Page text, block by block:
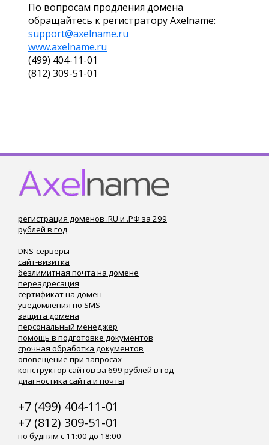
По вопросам продления домена
обращайтесь к регистратору Axelname:
support@axelname.ru
www.axelname.ru
(499) 404-11-01
(812) 309-51-01
регистрация доменов .RU и .РФ за 299
рублей в год
DNS-серверы
сайт-визитка
безлимитная почта на домене
переадресация
сертификат на домен
уведомления по SMS
защита домена
персональный менеджер
помощь в подготовке документов
срочная обработка документов
оповещение при запросах
конструктор сайтов за 699 рублей в год
диагностика сайта и почты
+7 (499) 404-11-01
+7 (812) 309-51-01
по будням с 11:00 до 18:00